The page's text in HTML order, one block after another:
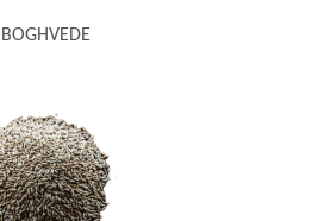
BOGHVEDE